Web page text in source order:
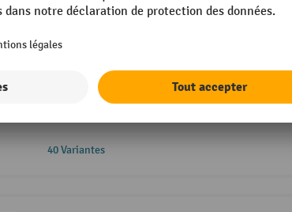
Armoire-penderie PAVOY avec pieds +
tournant, 2 compartiments, H x l x P 1 850 x
Tringle à vêtements incluse avec 3
chaque compartiment
40 Variantes